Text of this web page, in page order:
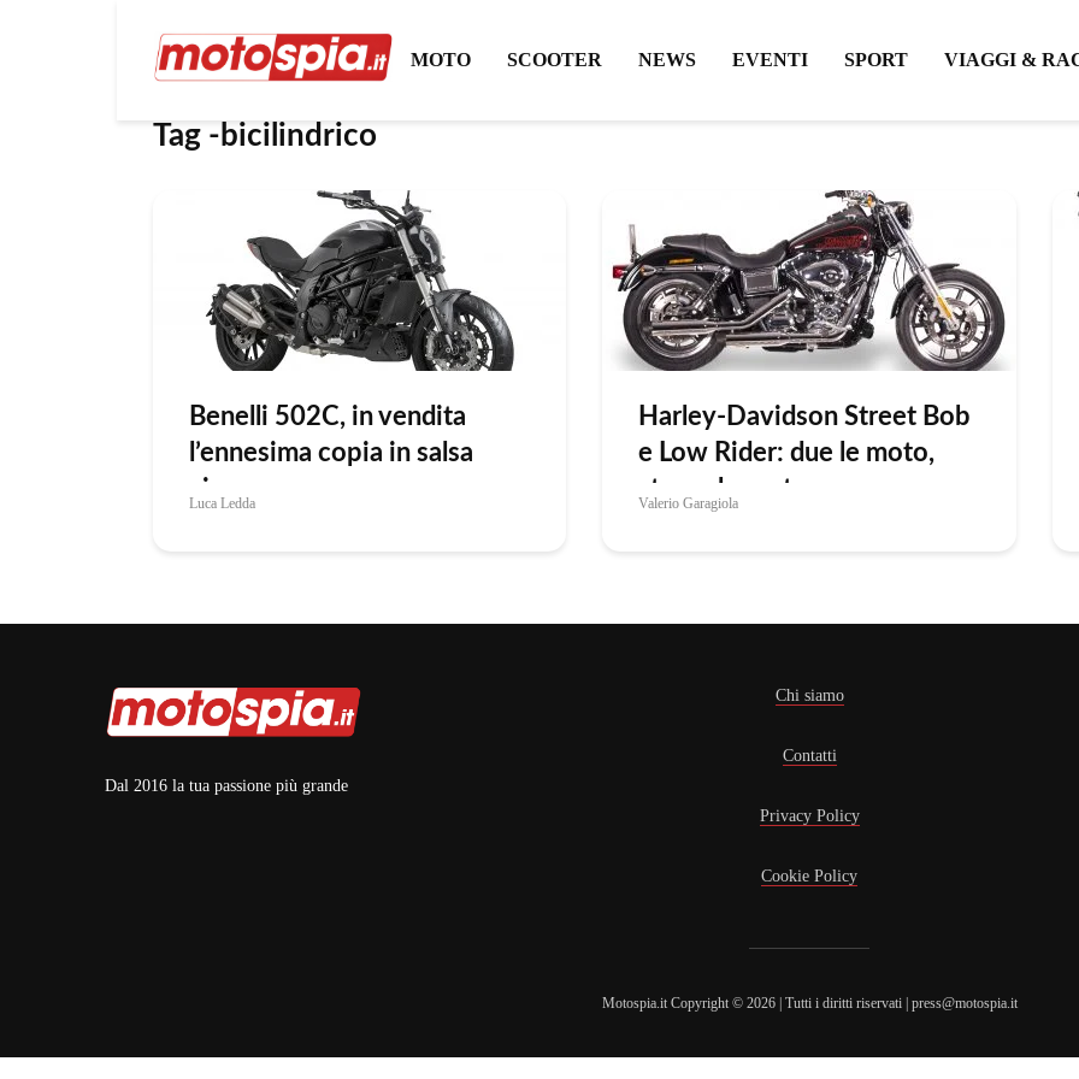
MOTO SCOOTER NEWS EVENTI SPORT VIAGGI &
Tag -bicilindrico
Benelli 502C, in vendita
l’ennesima copia in salsa
cinese
Luca Ledda
Harley-Davidson Street Bob
e Low Rider: due le moto,
stessa la sostanza
Valerio Garagiola
Dal 2016 la tua passione più grande
Chi siamo
Contatti
Privacy Policy
Cookie Policy
Motospia.it Copyright © 2026 | Tutti i diritti riservati | press@motospia.it